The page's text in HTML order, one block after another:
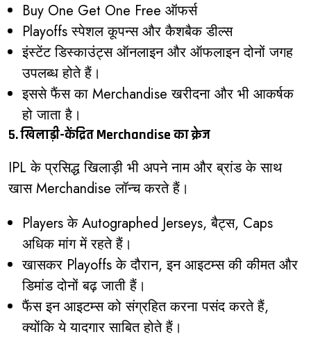
Buy One Get One Free ऑफर्स
Playoffs स्पेशल कूपन्स और कैशबैक डील्स
इंस्टेंट डिस्काउंट्स ऑनलाइन और ऑफलाइन दोनों जगह
उपलब्ध होते हैं।
इससे फैंस का Merchandise खरीदना और भी आकर्षक
हो जाता है।
5. खिलाड़ी-केंद्रित Merchandise का क्रेज
IPL के प्रसिद्ध खिलाड़ी भी अपने नाम और ब्रांड के साथ
खास Merchandise लॉन्च करते हैं।
Players के Autographed Jerseys, बैट्स, Caps
अधिक मांग में रहते हैं।
खासकर Playoffs के दौरान, इन आइटम्स की कीमत और
डिमांड दोनों बढ़ जाती हैं।
फैंस इन आइटम्स को संग्रहित करना पसंद करते हैं,
क्योंकि ये यादगार साबित होते हैं।